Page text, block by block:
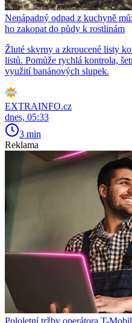
Nenápadný odpad z kuchyně
ho zakopat do půdy k rostlinám
Žluté skvrny a zkroucené listy
listů. Pomůže rychlá kontrola,
využití banánových slupek.
EXTRAINFO.cz
dnes, 05:33
3 min
Reklama